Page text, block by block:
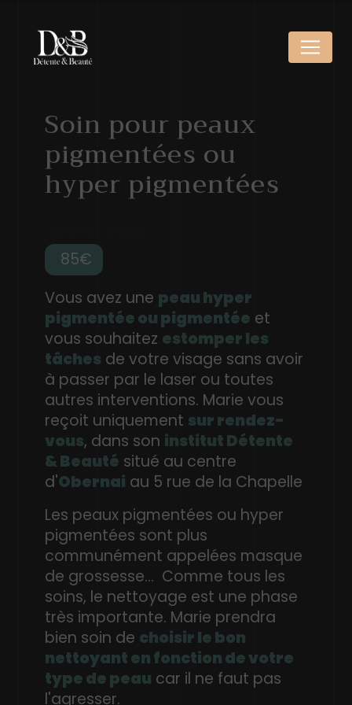
Soin pour peaux
pigmentées ou
hyper pigmentées
85
Vous avez une peau hyper
pigmentée ou pigmentée et
vous souhaitez estomper les
tâches de votre visage sans avoir
à passer par le laser ou toutes
autres interventions. Marie vous
reçoit uniquement sur rendez-
vous, dans son institut Détente
& Beauté situé au centre
d'Obernai au 5 rue de la Chapelle
Les peaux pigmentées ou hyper
pigmentées sont plus
communément appelées masque
de grossesse... Comme tous les
soins, le nettoyage est une phase
très importante. Marie prendra
bien soin de choisir le bon
nettoyant en fonction de votre
type de peau car il ne faut pas
l'agresser.